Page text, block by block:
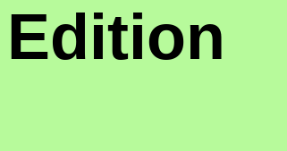
Edition